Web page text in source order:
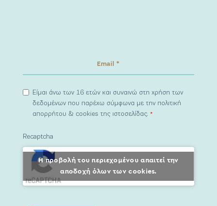
Είμαι άνω των 16 ετών και συναινώ στη χρήση των
δεδομένων που παρέχω σύμφωνα με την πολιτική
απορρήτου & cookies της ιστοσελίδας.*
Recaptcha
Η προβολή του περιεχομένου απαιτεί την
αποδοχή όλων των cookies.